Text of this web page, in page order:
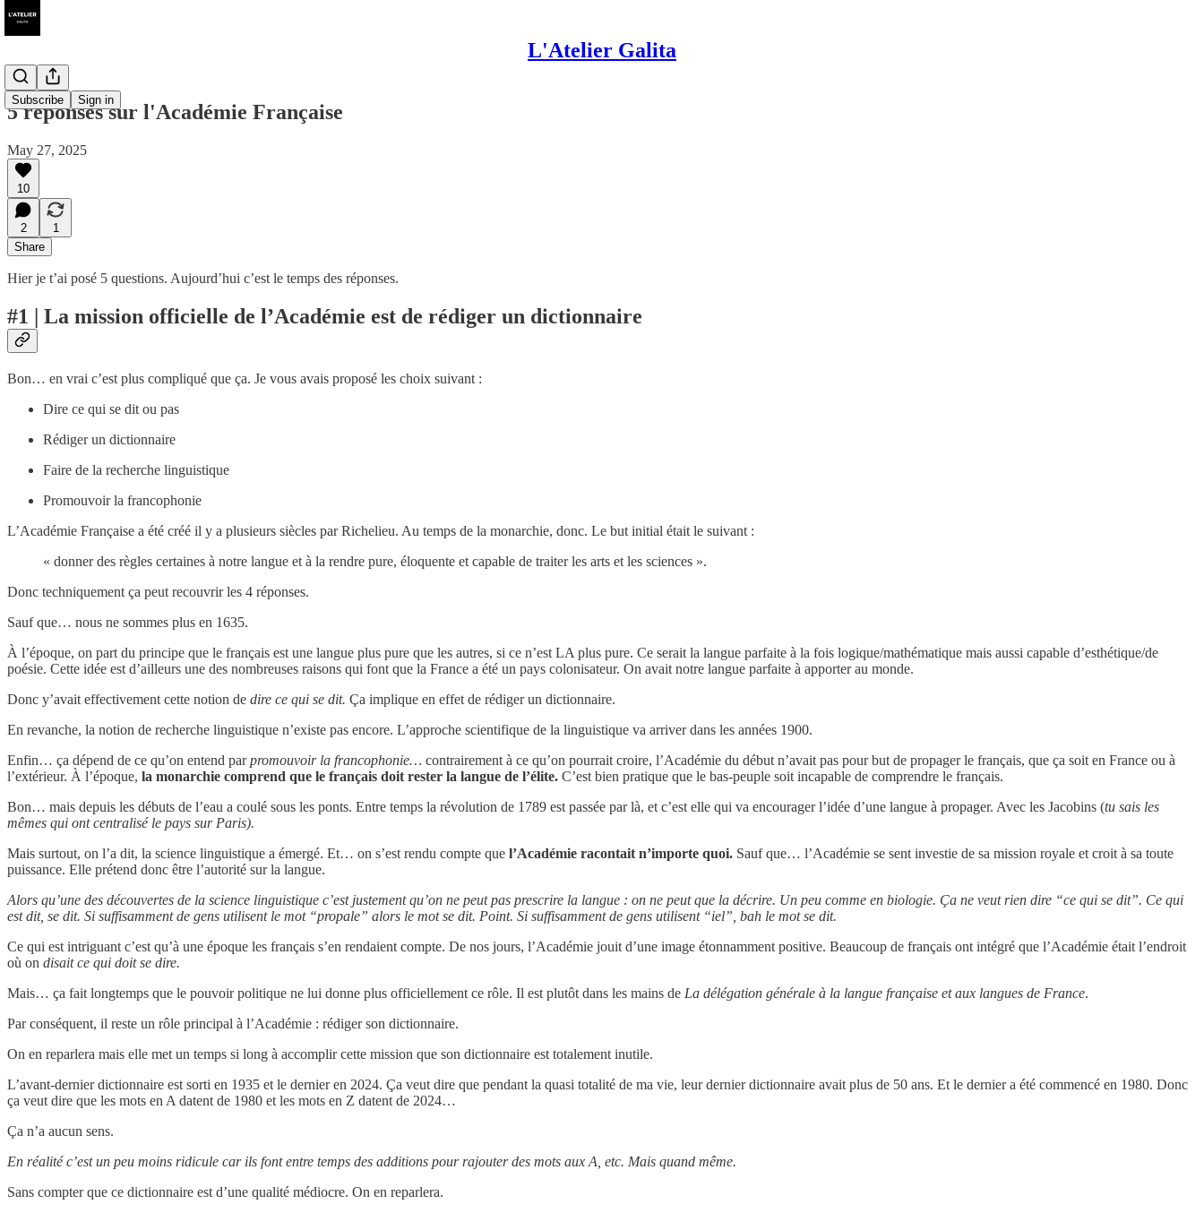
L'Atelier Galita
Subscribe Sign in
5 réponses sur l'Académie Française
May 27, 2025
10
2
1
Share
Hier je t’ai posé 5 questions. Aujourd’hui c’est le temps des réponses.
#1 | La mission officielle de l’Académie est de rédiger un dictionnaire
Bon… en vrai c’est plus compliqué que ça. Je vous avais proposé les choix suivant :
Dire ce qui se dit ou pas
Rédiger un dictionnaire
Faire de la recherche linguistique
Promouvoir la francophonie
L’Académie Française a été créé il y a plusieurs siècles par Richelieu. Au temps de la monarchie, donc. Le but initial était le suivant :
« donner des règles certaines à notre langue et à la rendre pure, éloquente et capable de traiter les arts et les sciences ».
Donc techniquement ça peut recouvrir les 4 réponses.
Sauf que… nous ne sommes plus en 1635.
À l’époque, on part du principe que le français est une langue plus pure que les autres, si ce n’est LA plus pure. Ce serait la langue parfaite à la fois logique/mathématique mais aussi capable d’esthétique/de
poésie. Cette idée est d’ailleurs une des nombreuses raisons qui font que la France a été un pays colonisateur. On avait notre langue parfaite à apporter au monde.
Donc y’avait effectivement cette notion de dire ce qui se dit. Ça implique en effet de rédiger un dictionnaire.
En revanche, la notion de recherche linguistique n’existe pas encore. L’approche scientifique de la linguistique va arriver dans les années 1900.
Enfin… ça dépend de ce qu’on entend parpromouvoir la francophonie… contrairement à ce qu’on pourrait croire, l’Académie du début n’avait pas pour but de propager le français, que ça soit en France ou à
l’extérieur. À l’époque, la monarchie comprend que le français doit rester la langue de l’élite. C’est bien pratique que le bas-peuple soit incapable de comprendre le français.
Bon… mais depuis les débuts de l’eau a coulé sous les ponts. Entre temps la révolution de 1789 est passée par là, et c’est elle qui va encourager l’idée d’une langue à propager. Avec les Jacobins (tu sais les
mêmes qui ont centralisé le pays sur Paris).
Mais surtout, on l’a dit, la science linguistique a émergé. Et… on s’est rendu compte que l’Académie racontait n’importe quoi. Sauf que… l’Académie se sent investie de sa mission royale et croit à sa toute
puissance. Elle prétend donc être l’autorité sur la langue.
Alors qu’une des découvertes de la science linguistique c’est justement qu’on ne peut pas prescrire la langue : on ne peut que la décrire. Un peu comme en biologie. Ça ne veut rien dire “ce qui se dit”. Ce qui
est dit, se dit. Si suffisamment de gens utilisent le mot “propale” alors le mot se dit. Point. Si suffisamment de gens utilisent “iel”, bah le mot se dit.
Ce qui est intriguant c’est qu’à une époque les français s’en rendaient compte. De nos jours, l’Académie jouit d’une image étonnamment positive. Beaucoup de français ont intégré que l’Académie était l’endroit
où on disait ce qui doit se dire.
Mais… ça fait longtemps que le pouvoir politique ne lui donne plus officiellement ce rôle. Il est plutôt dans les mains de La délégation générale à la langue française et aux langues de France.
Par conséquent, il reste un rôle principal à l’Académie : rédiger son dictionnaire.
On en reparlera mais elle met un temps si long à accomplir cette mission que son dictionnaire est totalement inutile.
L’avant-dernier dictionnaire est sorti en 1935 et le dernier en 2024. Ça veut dire que pendant la quasi totalité de ma vie, leur dernier dictionnaire avait plus de 50 ans. Et le dernier a été commencé en 1980. Donc
ça veut dire que les mots en A datent de 1980 et les mots en Z datent de 2024…
Ça n’a aucun sens.
En réalité c’est un peu moins ridicule car ils font entre temps des additions pour rajouter des mots aux A, etc. Mais quand même.
Sans compter que ce dictionnaire est d’une qualité médiocre. On en reparlera.